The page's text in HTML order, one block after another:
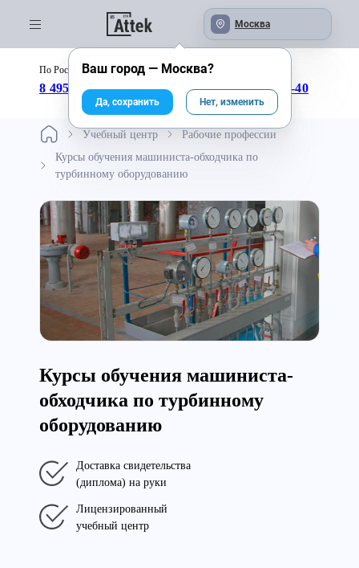
Москва
По России бесплатно:
8 495 246-04-43 8 800 333-25-40
Учебный центр
Рабочие профессии
Курсы обучения машиниста-обходчика по
турбинному оборудованию
Курсы обучения машиниста-
обходчика по турбинному
оборудованию
Доставка свидетельства
(диплома) на руки
Лицензированный
учебный центр
Ваш город — Москва?
Да, сохранить Нет, изменить